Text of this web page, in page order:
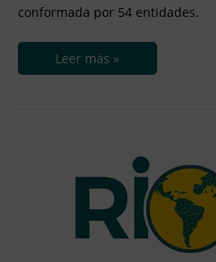
conformada por 54 entidades.
Leer más »
RIOD,